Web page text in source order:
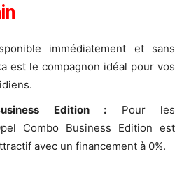
immédiatement et sans
est le compagnon idéal pour vos
Edition : Pour les
Combo Business Edition est
avec un financement à 0%.